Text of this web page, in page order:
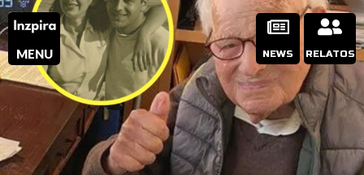
MENU NEWS RELATOS